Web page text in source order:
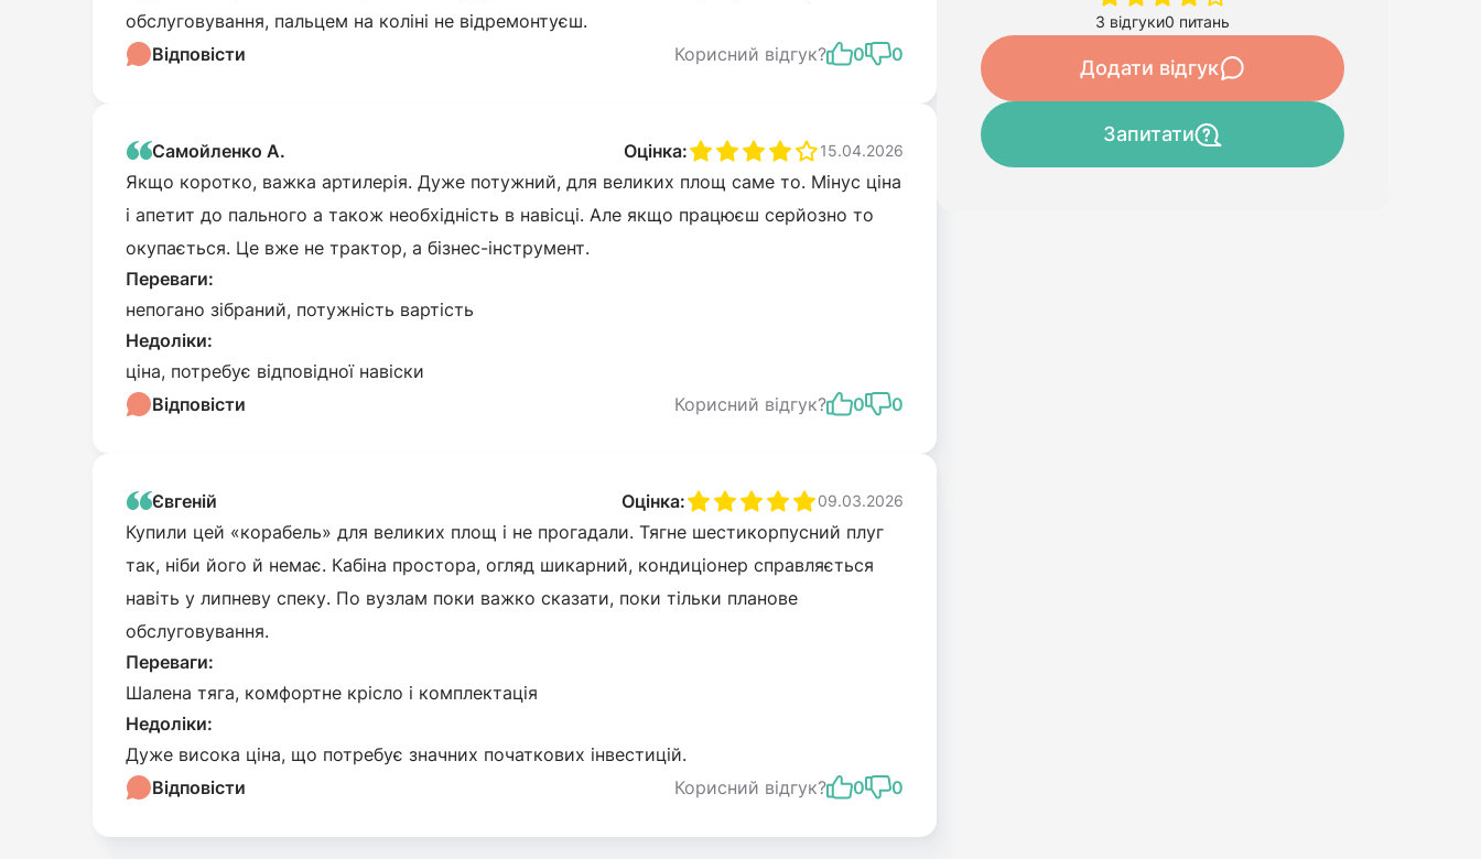
обслуговування, пальцем на коліні не відремонтуєш.
Відповісти
Корисний відгук? 0 0
Самойленко А. Оцінка: 15.04.2026
Якщо коротко, важка артилерія. Дуже потужний, для великих площ саме то. Мінус ціна
і апетит до пального а також необхідність в навісці. Але якщо працюєш серйозно то
окупається. Це вже не трактор, а бізнес-інструмент.
Переваги:
непогано зібраний, потужність вартість
Недоліки:
ціна, потребує відповідної навіски
Відповісти
Корисний відгук? 0 0
Євгеній Оцінка: 09.03.2026
Купили цей «корабель» для великих площ і не прогадали. Тягне шестикорпусний плуг
так, ніби його й немає. Кабіна простора, огляд шикарний, кондиціонер справляється
навіть у липневу спеку. По вузлам поки важко сказати, поки тільки планове
обслуговування.
Переваги:
Шалена тяга, комфортне крісло і комплектація
Недоліки:
Дуже висока ціна, що потребує значних початкових інвестицій.
Відповісти
Корисний відгук? 0 0
3 відгуки0 питань
Додати відгук
Запитати